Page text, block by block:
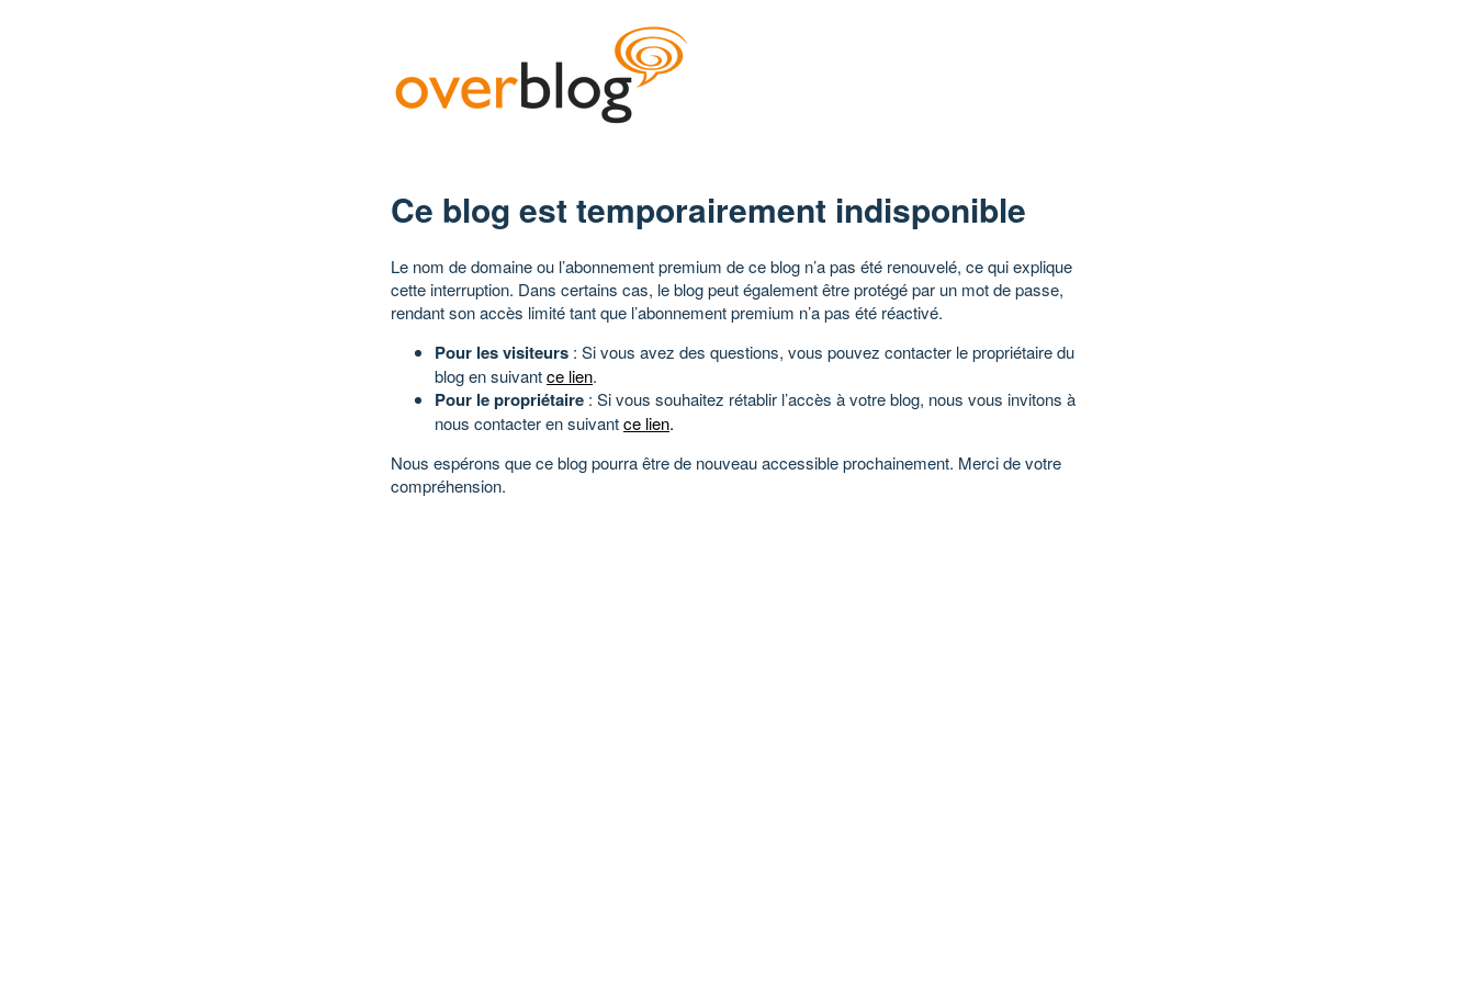
Ce blog est temporairement indisponible
Le nom de domaine ou l’abonnement premium de ce blog n’a pas été renouvelé, ce qui explique
cette interruption. Dans certains cas, le blog peut également être protégé par un mot de passe,
rendant son accès limité tant que l’abonnement premium n’a pas été réactivé.
Pour les visiteurs : Si vous avez des questions, vous pouvez contacter le propriétaire du
blog en suivantce lien.
Pour le propriétaire : Si vous souhaitez rétablir l’accès à votre blog, nous vous invitons à
nous contacter en suivantce lien.
Nous espérons que ce blog pourra être de nouveau accessible prochainement. Merci de votre
compréhension.